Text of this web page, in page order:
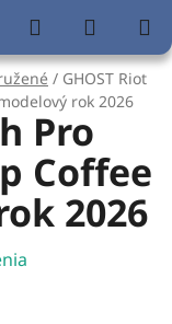
Hľadať
KOŠÍK
/ GHOST Riot
rok 2026
Pro
Coffee
2026